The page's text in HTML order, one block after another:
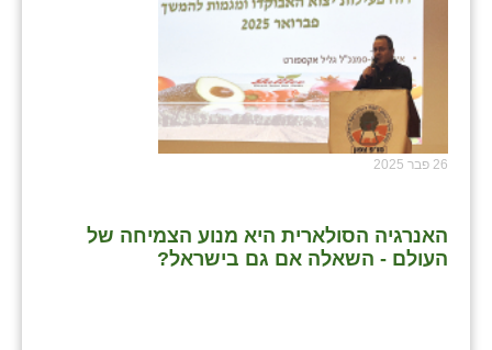
26 פבר 2025
האנרגיה הסולארית היא מנוע הצמיחה של
העולם - השאלה אם גם בישראל?